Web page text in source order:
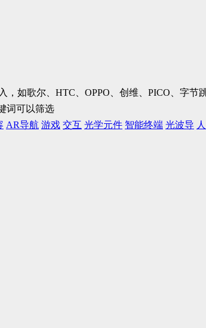
，如歌尔、HTC、OPPO、创维、PICO、字
词可以筛选
AR导航 游戏 交互 光学元件 智能终端 光波导